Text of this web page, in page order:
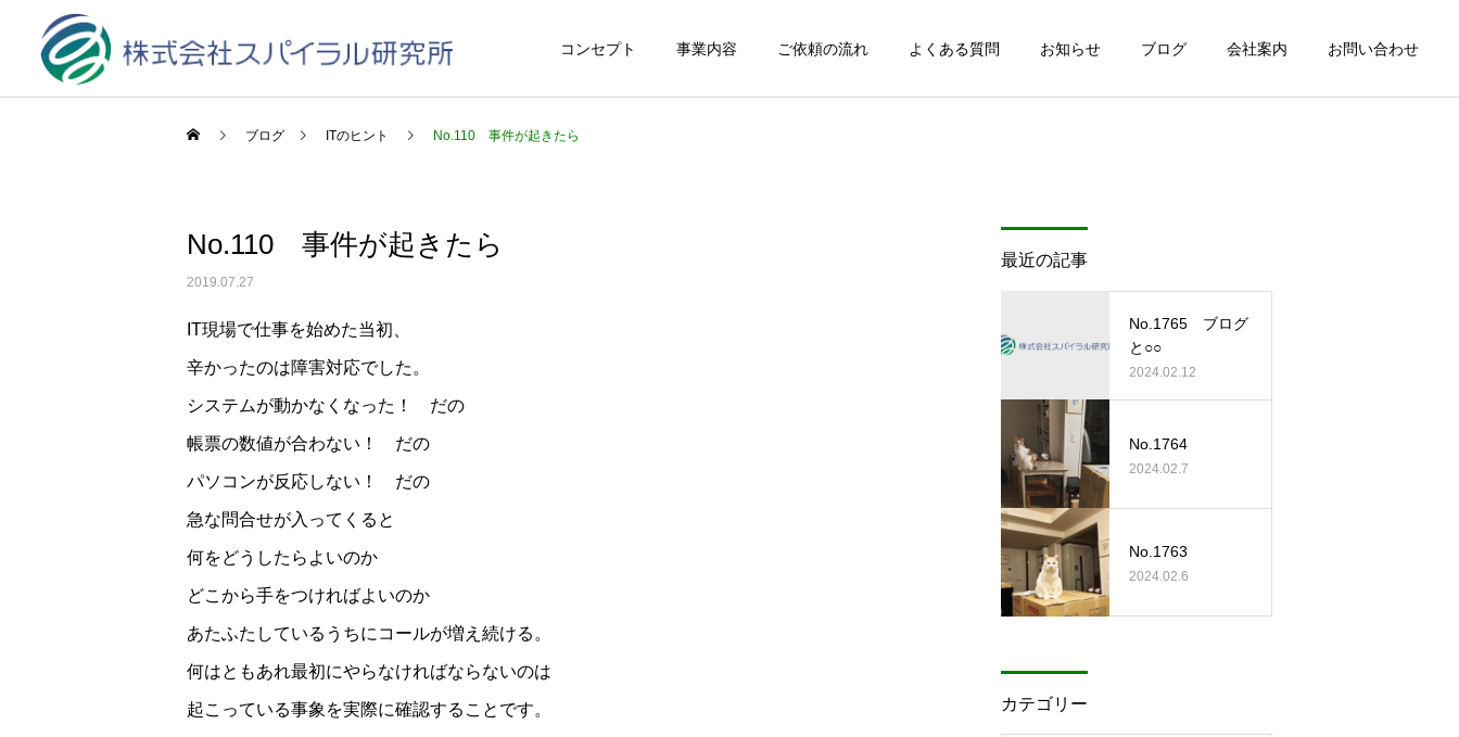
コンセプト 事業内容 ご依頼の流れ よくある質問 お知らせ ブログ 会社案内 お問い合わせ
ブログ ITのヒント No.110 事件が起きたら
No.110 事件が起きたら
2019.07.27
IT現場で仕事を始めた当初、
辛かったのは障害対応でした。
システムが動かなくなった！ だの
帳票の数値が合わない！ だの
パソコンが反応しない！ だの
急な問合せが入ってくると
何をどうしたらよいのか
どこから手をつければよいのか
あたふたしているうちにコールが増え続ける。
何はともあれ最初にやらなければならないのは
起こっている事象を実際に確認することです。
最近の記事
No.1765 ブログ
と○○
2024.02.12
No.1764
2024.02.7
No.1763
2024.02.6
カテゴリー